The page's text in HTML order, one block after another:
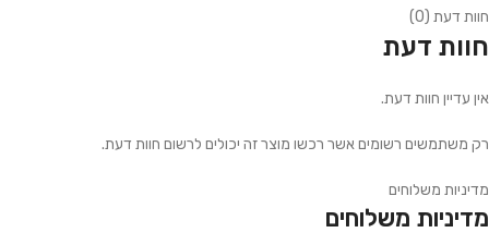
חוות דעת (0)
חוות דעת
אין עדיין חוות דעת.
רק משתמשים רשומים אשר רכשו מוצר זה יכולים לרשום חוות דעת.
מדיניות משלוחים
מדיניות משלוחים